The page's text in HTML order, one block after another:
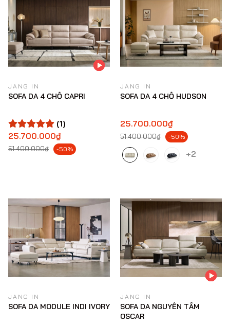
JANG IN
SOFA DA 4 CHỖ CAPRI
(1)
25.700.000₫
51.400.000₫ -50%
JANG IN
SOFA DA 4 CHỖ HUDSON
25.700.000₫
51.400.000₫ -50%
+2
JANG IN
SOFA DA MODULE INDI IVORY
JANG IN
SOFA DA NGUYÊN TẤM
OSCAR